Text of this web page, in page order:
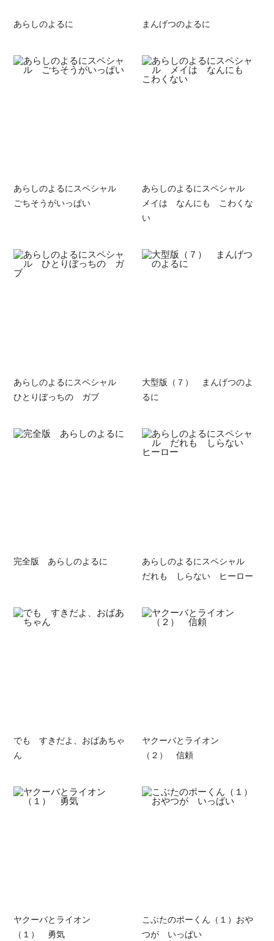
あらしのよるに まんげつのよるに
あらしのよるにスペシャル
ごちそうがいっぱい
あらしのよるにスペシャル
メイは なんにも こわくな
い
あらしのよるにスペシャル
ひとりぼっちの ガブ
大型版（７） まんげつのよ
るに
完全版 あらしのよるに
あらしのよるにスペシャル
だれも しらない ヒーロー
でも すきだよ、おばあちゃ
ん
ヤクーバとライオン
（２） 信頼
ヤクーバとライオン
（１） 勇気
こぶたのポーくん（１）おや
つが いっぱい